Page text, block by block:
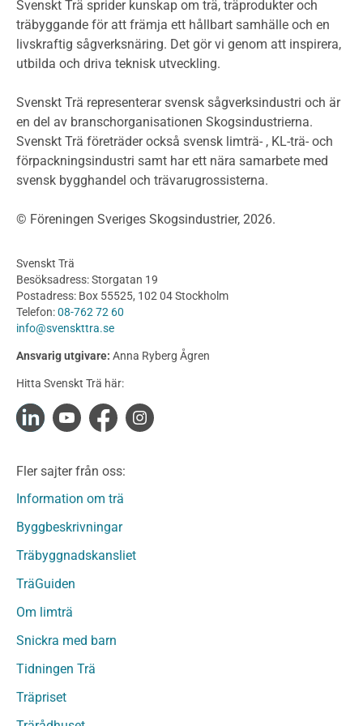
Termer och förkortningar
Planering
Klimatkalkylator hallar
Projektering av trähus - generellt
Byggsystem
Fasadsystem i skivmaterial
Bullerskärmar och andra utomhuskonstruktioner
Byggnation och utförande
Utförande
Produkter
Konstruktionsvirke
Konstruktionsvirke Behandlat
Konstruktionsvirke Fingerskarvat
Konstruktionsvirke Fingerskarvat Obehandlat
Limträ
Fanerträ
Fanerträ Obehandlat
Träpanel och Utvändig beklädnad Behandlat
Träpanel och utvändig beklädnad Obehandlat
Trägolv
Sågat virke
Sågat virke Behandlat
Övriga träprodukter
Svenskt Trä sprider kunskap om trä, träprodukter och
träbyggande för att främja ett hållbart samhälle och en
livskraftig sågverksnäring. Det gör vi genom att inspirera,
utbilda och driva teknisk utveckling.
Svenskt Trä representerar svensk sågverksindustri och är
en del av branschorganisationen Skogsindustrierna.
Svenskt Trä företräder också svensk limträ- , KL-trä- och
förpackningsindustri samt har ett nära samarbete med
svensk bygghandel och trävarugrossisterna.
© Föreningen Sveriges Skogsindustrier, 2026.
Svenskt Trä
Besöksadress: Storgatan 19
Postadress: Box 55525, 102 04 Stockholm
Telefon:08-762 72 60
info@svenskttra.se
Ansvarig utgivare: Anna Ryberg Ågren
Hitta Svenskt Trä här:
Fler sajter från oss:
Information om trä
Byggbeskrivningar
Träbyggnadskansliet
TräGuiden
Om limträ
Snickra med barn
Tidningen Trä
Träpriset